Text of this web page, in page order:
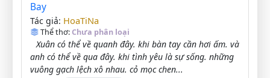
Bay
Tác giả: HoaTiNa
Thể thơ:Chưa phân loại
Xuân có thể về quanh đây. khi bàn tay cần hơi ấm. và
anh có thể về qua đây. khi tình yêu là sự sống. những
vuông gạch lệch xô nhau. cỏ mọc chen...